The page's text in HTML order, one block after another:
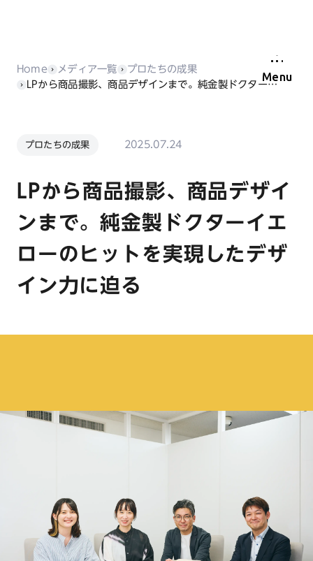
Menu
Home メディア一覧
プロたちの成果
LPから商品撮影、商品デザインまで。純金製ドクターイエローのヒットを実現したデザイン力に迫る
プロたちの成果 2025.07.24
LPから商品撮影、商品デザイ
ンまで。純金製ドクターイエ
ローのヒットを実現したデザ
イン力に迫る